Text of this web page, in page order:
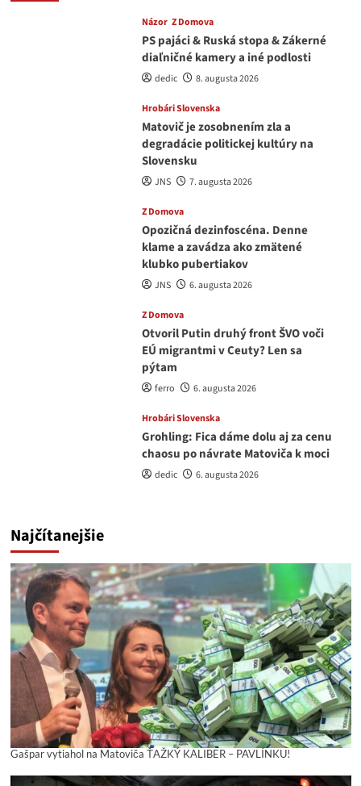
Názor Z Domova
PS pajáci & Ruská stopa & Zákerné
diaľničné kamery a iné podlosti
dedic 8. augusta 2026
Hrobári Slovenska
Matovič je zosobnením zla a
degradácie politickej kultúry na
Slovensku
JNS 7. augusta 2026
Z Domova
Opozičná dezinfoscéna. Denne
klame a zavádza ako zmätené
klubko pubertiakov
JNS 6. augusta 2026
Z Domova
Otvoril Putin druhý front ŠVO voči
EÚ migrantmi v Ceuty? Len sa
pýtam
ferro 6. augusta 2026
Hrobári Slovenska
Grohling: Fica dáme dolu aj za cenu
chaosu po návrate Matoviča k moci
dedic 6. augusta 2026
Najčítanejšie
Gašpar vytiahol na Matoviča ŤAŽKÝ KALIBER – PAVLÍNKU!